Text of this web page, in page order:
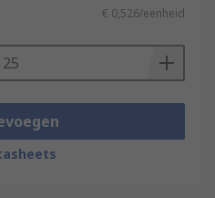
€ 0,526/eenheid